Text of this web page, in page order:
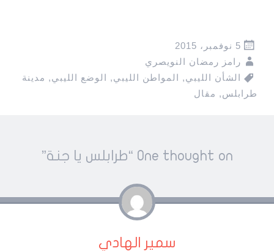
5 نوفمبر، 2015
رامز رمضان النويصري
الشأن الليبي, المواطن الليبي, الوضع الليبي, مدينة
طرابلس, مقال
Post
navigation
One thought on “ طرابلس يا جنة”
سمير الهادي